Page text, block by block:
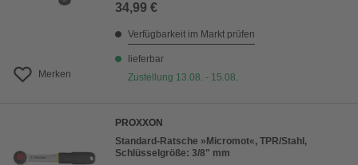
Merken
34,99 €
Verfügbarkeit im Markt prüfen
lieferbar
Zustellung 13.08. - 15.08.
PROXXON
Standard-Ratsche »Micromot«, TPR/Stahl,
Schlüsselgröße: 3/8" mm